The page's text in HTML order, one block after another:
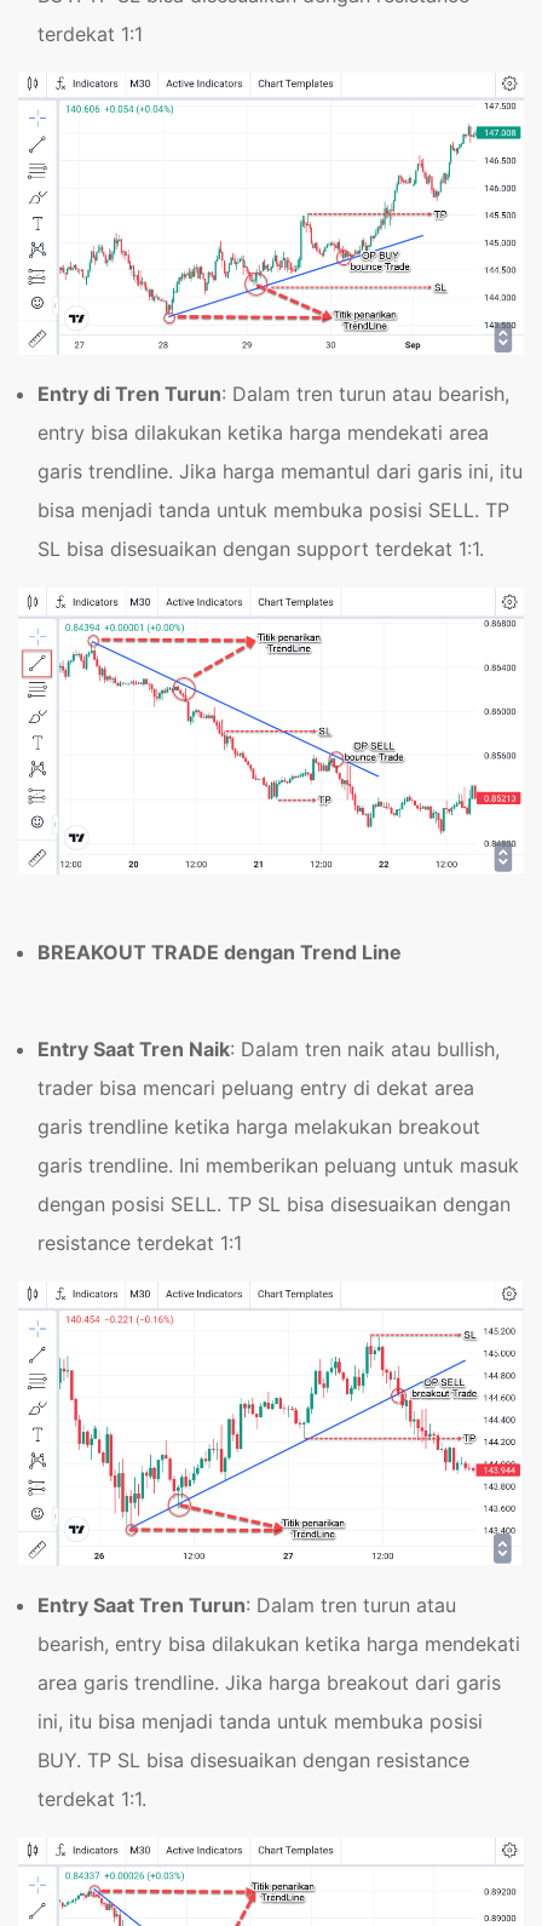
terdekat 1:1
Entry di Tren Turun: Dalam tren turun atau bearish,
entry bisa dilakukan ketika harga mendekati area
garis trendline. Jika harga memantul dari garis ini, itu
bisa menjadi tanda untuk membuka posisi SELL. TP
SL bisa disesuaikan dengan support terdekat 1:1.
BREAKOUT TRADE dengan Trend Line
Entry Saat Tren Naik: Dalam tren naik atau bullish,
trader bisa mencari peluang entry di dekat area
garis trendline ketika harga melakukan breakout
garis trendline. Ini memberikan peluang untuk masuk
dengan posisi SELL. TP SL bisa disesuaikan dengan
resistance terdekat 1:1
Entry Saat Tren Turun: Dalam tren turun atau
bearish, entry bisa dilakukan ketika harga mendekati
area garis trendline. Jika harga breakout dari garis
ini, itu bisa menjadi tanda untuk membuka posisi
BUY. TP SL bisa disesuaikan dengan resistance
terdekat 1:1.